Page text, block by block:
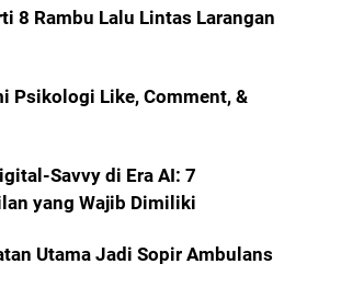
8 Rambu Lalu Lintas Larangan
Psikologi Like, Comment, &
Savvy di Era AI: 7
yang Wajib Dimiliki
Utama Jadi Sopir Ambulans